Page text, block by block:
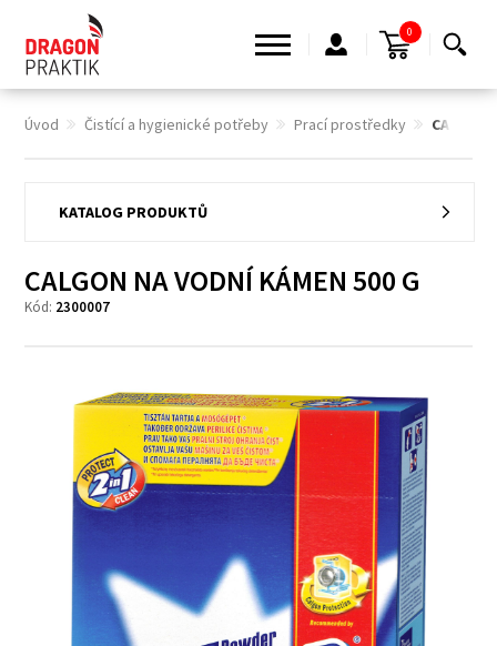
Úvod Čistící a hygienické potřeby Prací prostředky CALGON
KATALOG PRODUKTŮ
CALGON NA VODNÍ KÁMEN 500 G
Kód: 2300007
0